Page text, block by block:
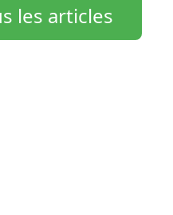
les articles